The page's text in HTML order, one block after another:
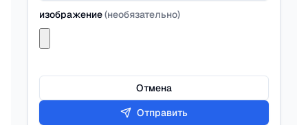
изображение(необязательно)
Отмена
Отправить